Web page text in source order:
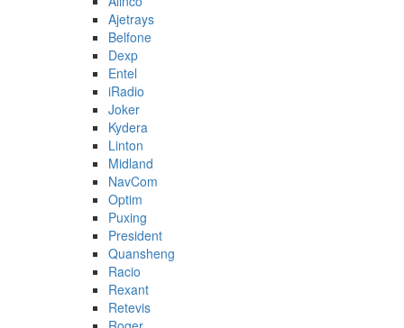
Ajetrays
Belfone
Dexp
Entel
iRadio
Joker
Kydera
Linton
Midland
NavCom
Optim
Puxing
President
Quansheng
Racio
Rexant
Retevis